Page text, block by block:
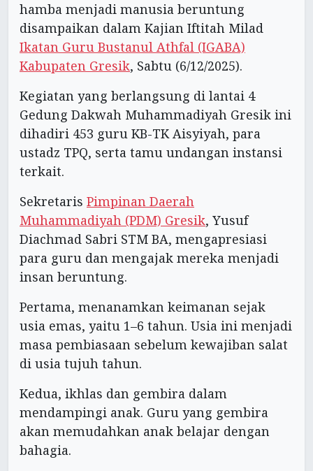
hamba menjadi manusia beruntung
disampaikan dalam Kajian Iftitah Milad
Ikatan Guru Bustanul Athfal (IGABA)
Kabupaten Gresik, Sabtu (6/12/2025).
Kegiatan yang berlangsung di lantai 4
Gedung Dakwah Muhammadiyah Gresik ini
dihadiri 453 guru KB-TK Aisyiyah, para
ustadz TPQ, serta tamu undangan instansi
terkait.
Sekretaris Pimpinan Daerah
Muhammadiyah (PDM) Gresik, Yusuf
Diachmad Sabri STM BA, mengapresiasi
para guru dan mengajak mereka menjadi
insan beruntung.
Pertama, menanamkan keimanan sejak
usia emas, yaitu 1–6 tahun. Usia ini menjadi
masa pembiasaan sebelum kewajiban salat
di usia tujuh tahun.
Kedua, ikhlas dan gembira dalam
mendampingi anak. Guru yang gembira
akan memudahkan anak belajar dengan
bahagia.